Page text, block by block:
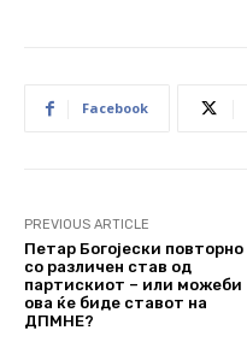
Facebook
PREVIOUS ARTICLE
Петар Богојески повторно
со различен став од
партискиот – или можеби
ова ќе биде ставот на
ДПМНЕ?